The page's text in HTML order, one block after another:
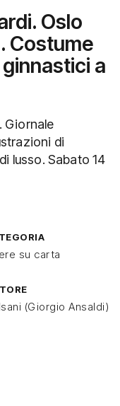
Oslo
Costume
a
Giornale
di
lusso. Sabato 14
su carta
(Giorgio Ansaldi)